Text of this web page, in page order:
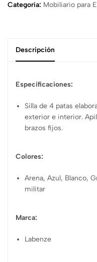
Categoría: Mobiliario para
Descripción
Especificaciones:
Silla de 4 patas
exterior e interior.
brazos fijos.
Colores:
Arena, Azul, Blanco,
militar
Marca:
Labenze